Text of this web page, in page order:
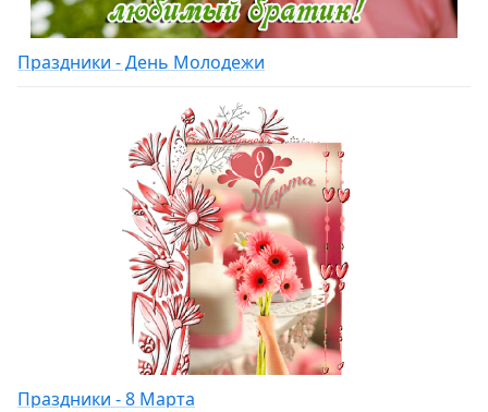
Праздники - День Молодежи
Праздники - 8 Марта